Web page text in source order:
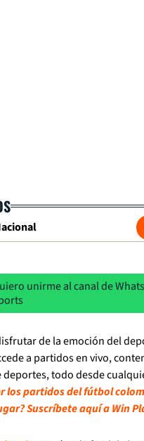
unirme al canal de
de la emoción del
a partidos en vivo,
deportes, todo desde
los partidos del fútbol
Suscríbete aquí a Win